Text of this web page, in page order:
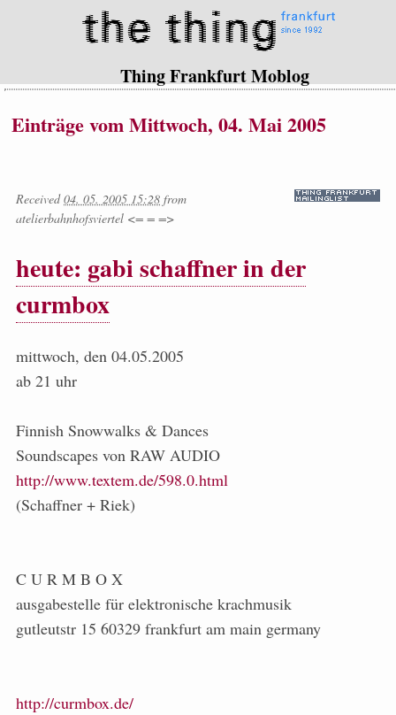
Thing Frankfurt Moblog
Einträge vom Mittwoch, 04. Mai 2005
Received04. 05. 2005 15:28 from
atelierbahnhofsviertel <= = =>
heute: gabi schaffner in der
curmbox
mittwoch, den 04.05.2005
ab 21 uhr
Finnish Snowwalks & Dances
Soundscapes von RAW AUDIO
http://www.textem.de/598.0.html
(Schaffner + Riek)
C U R M B O X
ausgabestelle für elektronische krachmusik
gutleutstr 15 60329 frankfurt am main germany
http://curmbox.de/